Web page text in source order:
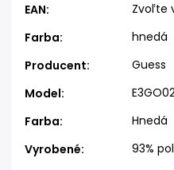
EAN:
Zvoľte
Farba:
hnedá
Producent:
Guess
Model:
Farba:
Hnedá
Vyrobené: 93%